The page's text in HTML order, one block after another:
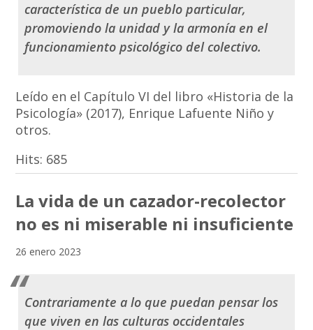
característica de un pueblo particular,
promoviendo la unidad y la armonía en el
funcionamiento psicológico del colectivo.
Leído en el Capítulo VI del libro «Historia de la
Psicología» (2017), Enrique Lafuente Niño y
otros.
Hits: 685
La vida de un cazador-recolector
no es ni miserable ni insuficiente
26 enero 2023
Contrariamente a lo que puedan pensar los
que viven en las culturas occidentales